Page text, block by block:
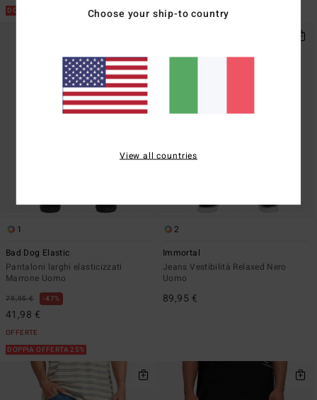
DOPPIA OFFERTA 25%
1
Bad Dog Elastic
Pantaloni larghi elasticizzati
Marrone Uomo
79,95 € 47%
41,98 €
OFFERTE
DOPPIA OFFERTA 25%
2
Immortal
Jeans Vestibilità Relaxed Nero
Uomo
89,95 €
Choose your ship-to country
View all countries